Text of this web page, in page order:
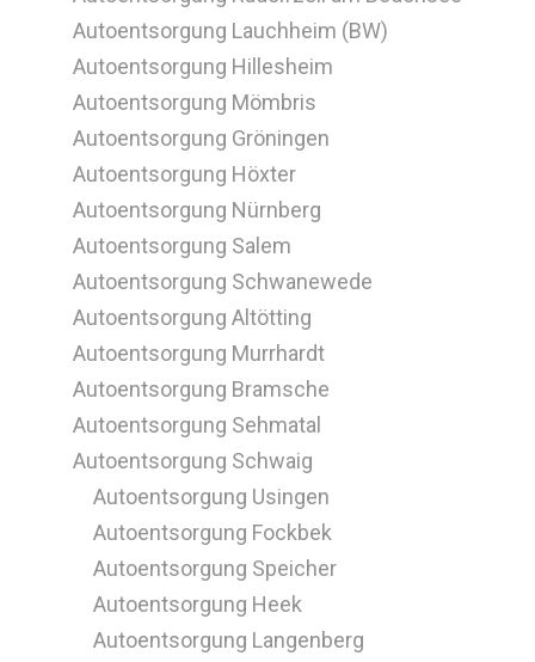
Autoentsorgung Lauchheim (BW)
Autoentsorgung Hillesheim
Autoentsorgung Mömbris
Autoentsorgung Gröningen
Autoentsorgung Höxter
Autoentsorgung Nürnberg
Autoentsorgung Salem
Autoentsorgung Schwanewede
Autoentsorgung Altötting
Autoentsorgung Murrhardt
Autoentsorgung Bramsche
Autoentsorgung Sehmatal
Autoentsorgung Schwaig
Autoentsorgung Usingen
Autoentsorgung Fockbek
Autoentsorgung Speicher
Autoentsorgung Heek
Autoentsorgung Langenberg